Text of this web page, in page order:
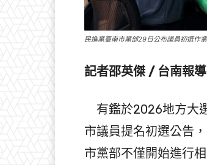
民進黨臺南市黨部29日公布議員初選作
記者邵英傑 / 台南報導
有鑑於2026地方大
市議員提名初選公告
市黨部不僅開始進行